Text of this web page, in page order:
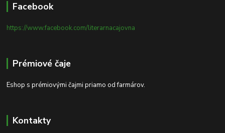
Facebook
https://www.facebook.com/literarnacajovna
Prémiové čaje
Eshop s prémiovými čajmi priamo od farmárov.
Kontakty